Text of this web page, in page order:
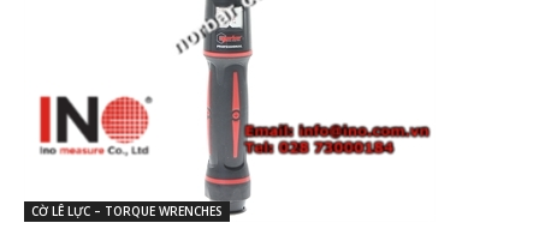
CỜ LÊ LỰC – TORQUE WRENCHES